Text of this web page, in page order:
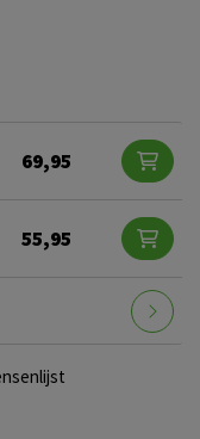
69,95
55,95